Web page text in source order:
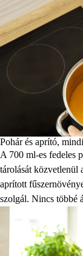
Pohár és aprító,
A 700 ml-es fedeles
tárolását közvetlenül
aprított
szolgál. Nincs többé